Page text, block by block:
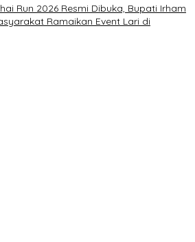
Run 2026 Resmi Dibuka, Bupati Irham
Ramaikan Event Lari di